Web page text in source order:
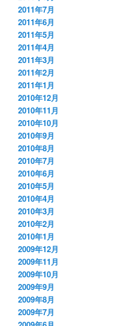
2011年7月
2011年6月
2011年5月
2011年4月
2011年3月
2011年2月
2011年1月
2010年12月
2010年11月
2010年10月
2010年9月
2010年8月
2010年7月
2010年6月
2010年5月
2010年4月
2010年3月
2010年2月
2010年1月
2009年12月
2009年11月
2009年10月
2009年9月
2009年8月
2009年7月